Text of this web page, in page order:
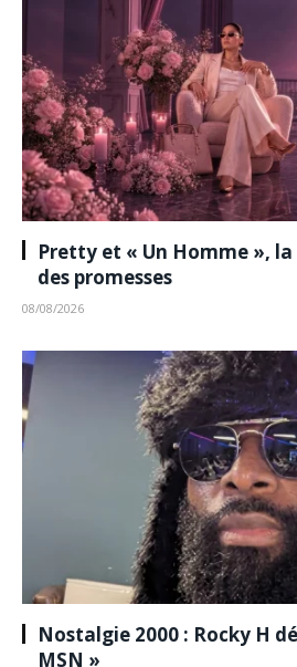
Pretty et « Un Homme »,
des promesses
08/08/2026
Nostalgie 2000 : Rocky H
MSN »